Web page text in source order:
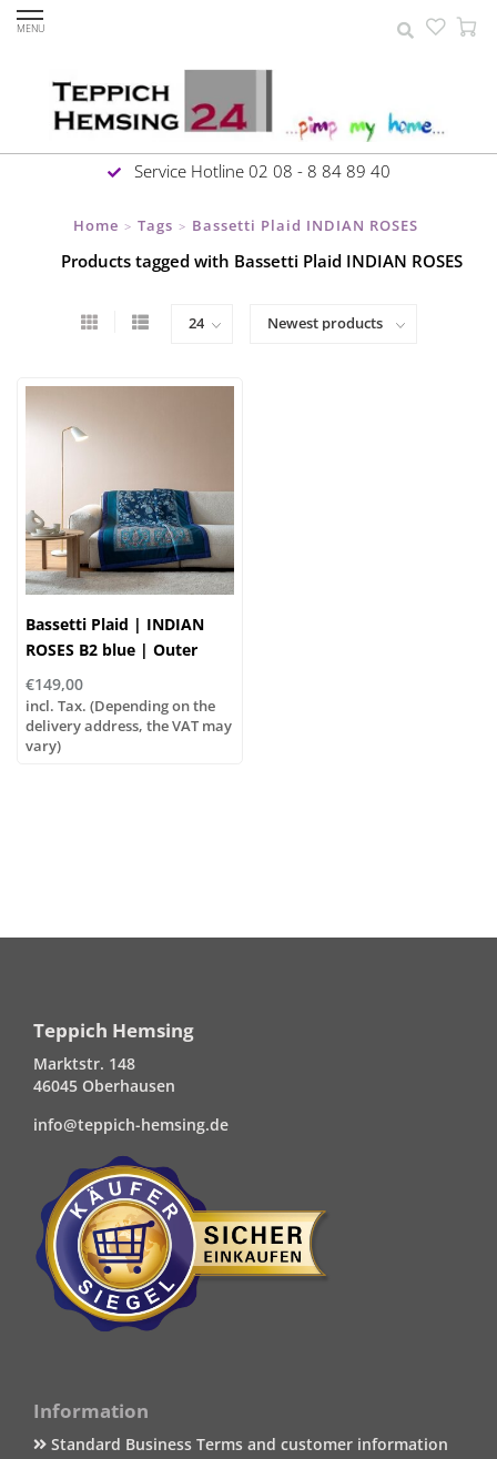
MENU
Service Hotline 02 08 - 8 84 89 40
Home > Tags > Bassetti Plaid INDIAN ROSES
Products tagged with Bassetti Plaid INDIAN ROSES
Bassetti Plaid | INDIAN
ROSES B2 blue | Outer
material: 100% cotton,
Filling: 100% polyester
€149,00
incl. Tax. (Depending on the
delivery address, the VAT may
vary)
Teppich Hemsing
Marktstr. 148
46045 Oberhausen
info@teppich-hemsing.de
Information
Standard Business Terms and customer information